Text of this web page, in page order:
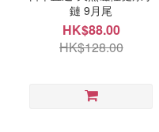
鏈 9月尾
HK$88.00
HK$128.00